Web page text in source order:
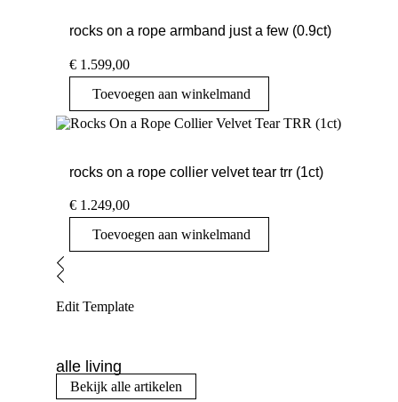
rocks on a rope armband just a few (0.9ct)
€ 1.599,00
Toevoegen aan winkelmand
rocks on a rope collier velvet tear trr (1ct)
€ 1.249,00
Toevoegen aan winkelmand
Edit Template
alle living
Bekijk alle artikelen